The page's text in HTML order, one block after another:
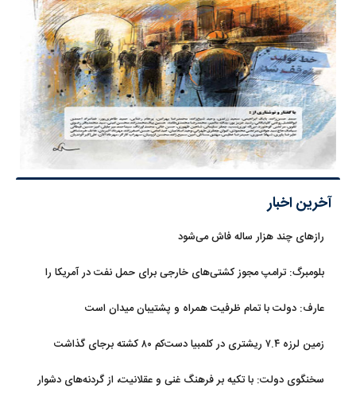
آخرین اخبار
رازهای چند هزار ساله فاش می‌شود
بلومبرگ: ترامپ مجوز کشتی‌های خارجی برای حمل نفت در آمریکا را
عارف: دولت با تمام ظرفیت همراه و پشتیبان میدان است
زمین لرزه ۷.۴ ریشتری در کلمبیا دست‌کم ۸۰ کشته برجای گذاشت
سخنگوی دولت: با تکیه بر فرهنگ غنی و عقلانیت، از گردنه‌های دشوار